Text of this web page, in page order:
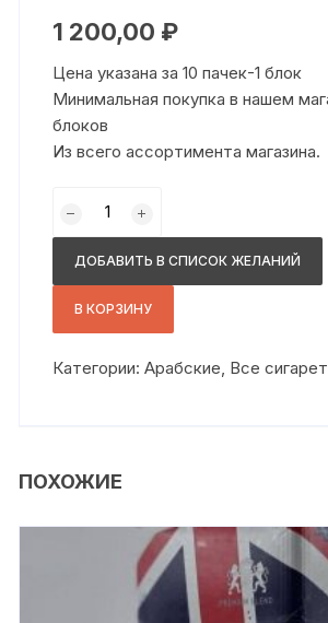
1 200,00 ₽
Цена указана за 10 пачек-1 блок
Минимальная покупка в нашем
блоков
Из всего ассортимента магазина.
товара
Милано
блю
ДОБАВИТЬ В СПИСОК ЖЕЛАНИЙ
В КОРЗИНУ
Категории:Арабские, Все
ПОХОЖИЕ